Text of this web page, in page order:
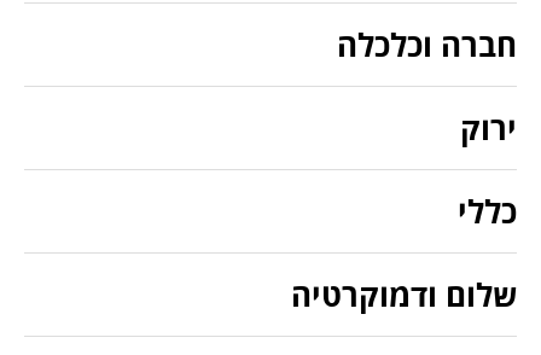
חברה וכלכלה
ירוק
כללי
שלום ודמוקרטיה